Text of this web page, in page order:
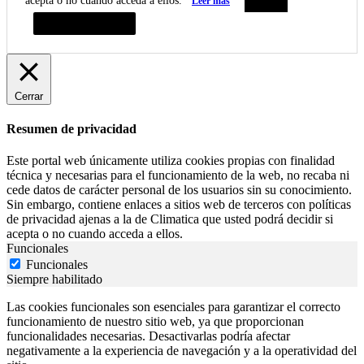
Cerrar
Resumen de privacidad
Este portal web únicamente utiliza cookies propias con finalidad
técnica y necesarias para el funcionamiento de la web, no recaba ni
cede datos de carácter personal de los usuarios sin su conocimiento.
Sin embargo, contiene enlaces a sitios web de terceros con políticas
de privacidad ajenas a la de Climatica que usted podrá decidir si
acepta o no cuando acceda a ellos.
Funcionales
Funcionales
Siempre habilitado
Las cookies funcionales son esenciales para garantizar el correcto
funcionamiento de nuestro sitio web, ya que proporcionan
funcionalidades necesarias. Desactivarlas podría afectar
negativamente a la experiencia de navegación y a la operatividad del